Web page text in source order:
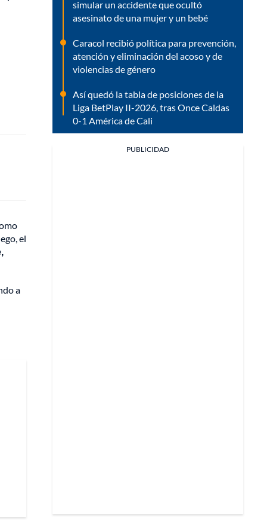
el
a
simular un accidente que ocultó
asesinato de una mujer y un bebé
Caracol recibió política para prevención,
atención y eliminación del acoso y de
violencias de género
Así quedó la tabla de posiciones de la
Liga BetPlay II-2026, tras Once Caldas
0-1 América de Cali
PUBLICIDAD